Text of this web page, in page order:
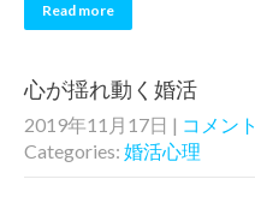
Read more
心が揺れ動く婚活
2019年11月17日 | コメン
Categories: 婚活心理